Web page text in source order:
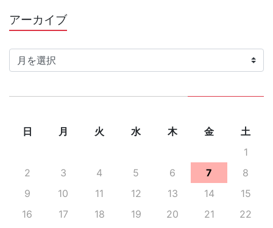
アーカイブア
ー
カ
日 月 火 水 木 金
土
1
2
3 4 5 6 7
8
9
10 11 12 13 14
15
16
17 18 19 20 21
22